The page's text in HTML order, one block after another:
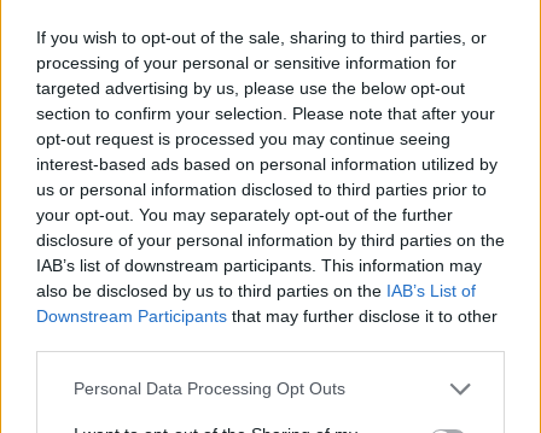
If you wish to opt-out of the sale, sharing to third parties, or
processing of your personal or sensitive information for
targeted advertising by us, please use the below opt-out
section to confirm your selection. Please note that after your
opt-out request is processed you may continue seeing
interest-based ads based on personal information utilized by
us or personal information disclosed to third parties prior to
your opt-out. You may separately opt-out of the further
disclosure of your personal information by third parties on the
IAB’s list of downstream participants. This information may
also be disclosed by us to third parties on the IAB’s List of
Downstream Participants that may further disclose it to other
Personal Data Processing Opt Outs
Érettségi: az írásbelikkel
folytatódik a vizsgák sora
Az írásbeli vizsgákkal folytatódik hétfőn
az érettségi.
nehézségi szintje nagyjából megfelelt a